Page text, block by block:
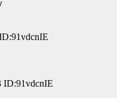
ID:91vdcnIE